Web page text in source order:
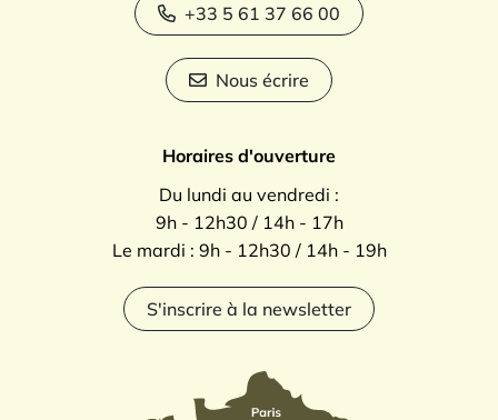
+33 5 61 37 66 00
Nous écrire
Horaires d'ouverture
Du lundi au vendredi :
9h - 12h30 / 14h - 17h
Le mardi : 9h - 12h30 / 14h - 19h
S'inscrire à la newsletter